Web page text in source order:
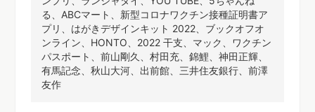
る、ABCマート、新型コロナワクチン接種証明書ア
プリ、はがきデザインキット 2022、ブックオフオ
ンライン、HONTO、2022 干支、マック、ワクチン
パスポート、前山剛久、村田充、錦鯉、神田正輝、
有馬記念、秋山大河、出前館、三井住友銀行、前澤
友作